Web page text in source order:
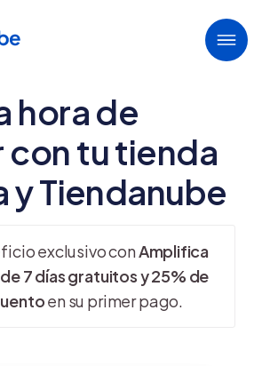
hora de
con tu tienda
y Tiendanube
exclusivo conAmplifica
7 días gratuitos y 25% de
en su primer pago.